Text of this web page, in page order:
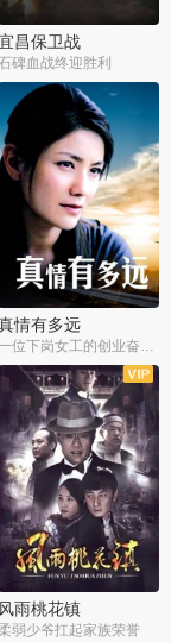
昌保卫战
碑血战终迎胜利
25集
情有多远
一位下岗女工的创业奋斗史
36集
风雨桃花镇
柔弱少爷扛起家族荣誉